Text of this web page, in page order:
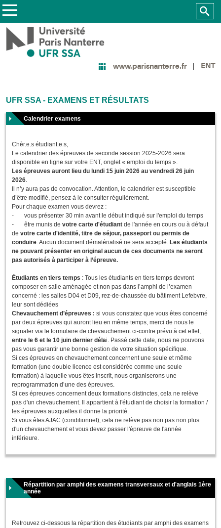
www.parisnanterre.fr ENT
UFR SSA - EXAMENS ET RÉSULTATS
Calendrier examens
Chèr.e.s étudiant.e.s,
Le calendrier des épreuves de seconde session 2025-2026 sera
disponible en ligne sur votre ENT, onglet « emploi du temps ».
Les épreuves auront lieu du lundi 15 juin 2026 au vendredi 26 juin
2026.
Il n’y aura pas de convocation. Attention, le calendrier est susceptible
d’être modifié, pensez à le consulter régulièrement.
Pour chaque examen vous devrez :
- vous présenter 30 min avant le début indiqué sur l'emploi du temps
- être munis de votre carte d'étudiant de l'année en cours ou à défaut
de votre carte d'identité, titre de séjour, passeport ou permis de
conduire. Aucun document dématérialisé ne sera accepté. Les étudiants
ne pouvant présenter en original aucun de ces documents ne seront
pas autorisés à participer à l’épreuve.
Étudiants en tiers temps : Tous les étudiants en tiers temps devront
composer en salle aménagée et non pas dans l’amphi de l’examen
concerné : les salles D04 et D09, rez-de-chaussée du bâtiment Lefebvre,
leur sont dédiées
Chevauchement d’épreuves : si vous constatez que vous êtes concerné
par deux épreuves qui auront lieu en même temps, merci de nous le
signaler via le formulaire de chevauchement ci-contre prévu à cet effet,
entre le 6 et le 10 juin dernier délai. Passé cette date, nous ne pouvons
pas vous garantir une bonne gestion de votre situation spécifique.
Si ces épreuves en chevauchement concernent une seule et même
formation (une double licence est considérée comme une seule
formation) à laquelle vous êtes inscrit, nous organiserons une
reprogrammation d’une des épreuves.
Si ces épreuves concernent deux formations distinctes, cela ne relève
pas d'un chevauchement. Il appartient à l'étudiant de choisir la formation /
les épreuves auxquelles il donne la priorité.
Si vous êtes AJAC (conditionnel), cela ne relève pas non pas non plus
d'un chevauchement et vous devez passer l'épreuve de l'année
inférieure.
Répartition par amphi des examens transversaux et d'anglais 1ère
année
Retrouvez ci-dessous la répartition des étudiants par amphi des examens